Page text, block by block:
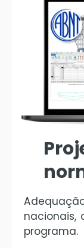
nacionais,
programa.